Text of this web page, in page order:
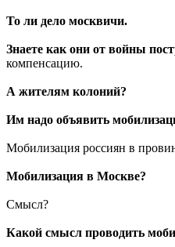
То ли дело москвичи.
Знаете как они от войны
компенсацию.
А жителям колоний?
Им надо объявить
Мобилизация россиян в
Мобилизация в Москве?
Смысл?
Какой смысл проводить